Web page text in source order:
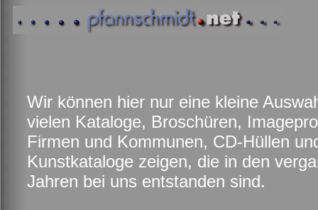
Wir können hier nur eine kleine
vielen Kataloge, Broschüren,
Firmen und Kommunen, CD-Hüllen
Kunstkataloge zeigen, die in den
Jahren bei uns entstanden sind.